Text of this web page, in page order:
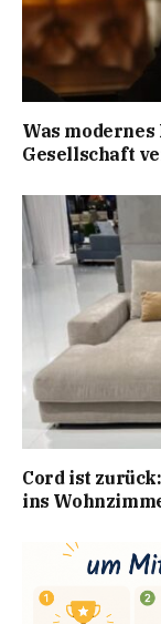
Was
Gesellschaft
Cord ist
ins